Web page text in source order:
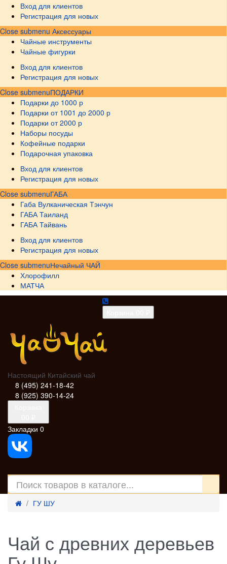
Вход для клиентов
Регистрация для новых
Close submenu Аксессуары
Чайные инструменты
Чайные фигурки
Вход для клиентов
Регистрация для новых
Close submenuПОДАРКИ
Подарки до 1000 р
Подарки от 1001 до 2000 р
Подарки от 2000 р
Наборы посуды
Кофейные подарки
Подарочная упаковка
Вход для клиентов
Регистрация для новых
Close submenuГАБА
Габа Вулканическая Тэнчун
ГАБА Таиланд
ГАБА Тайвань
Вход для клиентов
Регистрация для новых
Close submenuНечайный ЧАЙ
Хлорофилл
МАТЧА
Настоящий Китайский чай
8 (495) 241-18-42
8 (925) 390-14-24
Закладки 0
ГУ ШУ
Чай с древних деревьев